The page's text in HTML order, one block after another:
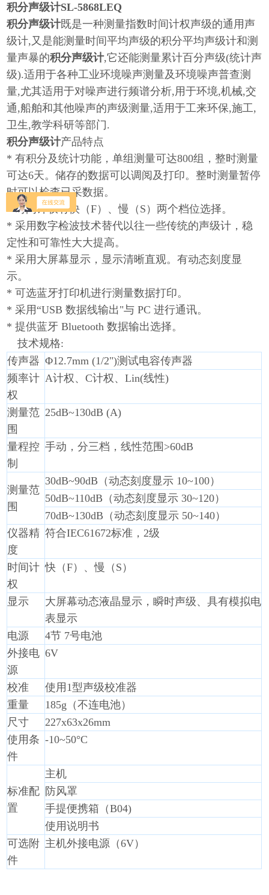
积分声级计SL-5868LEQ
积分声级计既是一种测量指数时间计权声级的通用声
级计,又是能测量时间平均声级的积分平均声级计和测
量声暴的积分声级计,它还能测量累计百分声级(统计声
级).适用于各种工业环境噪声测量及环境噪声普查测
量,尤其适用于对噪声进行频谱分析,用于环境,机械,交
通,船舶和其他噪声的声级测量,适用于工来环保,施工,
卫生,教学科研等部门.
积分声级计产品特点
* 有积分及统计功能，单组测量可达800组，整时测量
可达6天。储存的数据可以调阅及打印。整时测量暂停
时可以检查已采数据。
* 时间计权有快（F）、慢（S）两个档位选择。
* 采用数字检波技术替代以往一些传统的声级计，稳
定性和可靠性大大提高。
* 采用大屏幕显示，显示清晰直观。有动态刻度显
示。
* 可选蓝牙打印机进行测量数据打印。
* 采用“USB 数据线输出"与 PC 进行通讯。
* 提供蓝牙 Bluetooth 数据输出选择。
技术规格:
传声器 Φ12.7mm (1/2")测试电容传声器
频率计
权
A计权、C计权、Lin(线性)
测量范
围
25dB~130dB (A)
量程控
制
手动，分三档，线性范围>60dB
测量范
围
30dB~90dB（动态刻度显示 10~100）
50dB~110dB（动态刻度显示 30~120）
70dB~130dB（动态刻度显示 50~140）
仪器精
度
符合IEC61672标准，2级
时间计
权
快（F）、慢（S）
显示
大屏幕动态液晶显示，瞬时声级、具有模拟电
表显示
电源
4节 7号电池
外接电
源
6V
校准
使用1型声级校准器
重量
185g（不连电池）
尺寸
227x63x26mm
使用条
件
-10~50°C
标准配
置
主机
防风罩
手提便携箱（B04)
使用说明书
可选附
件
主机外接电源（6V）